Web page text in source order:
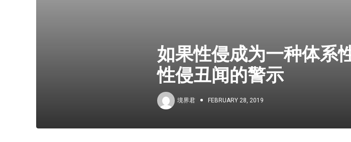
如果性侵成为一种体系
性侵丑闻的警示
境界君 FEBRUARY 28, 2019